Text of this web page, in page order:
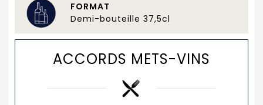
FORMAT
Demi-bouteille 37,5cl
ACCORDS METS-VINS